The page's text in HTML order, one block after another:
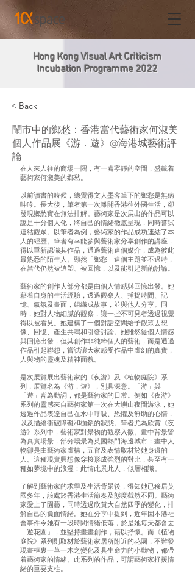
Hong Kong Visual Art Criticism
Incubation Programme 2022
< Back
鬧市中的鄉愁：香港當代藝術家何淑美
個人作品展《游．遊》@海港城藝術評
論
在人來人往的商場一隅，有一處寧靜的空間，盛載着
藝術家何淑美的鄉愁。
以前讀書的時候，總覺得文人墨客筆下的鄉愁是無病
呻吟。長大後，筆者第一次離開香港往外國生活，卻
發現鄉愁實在無法排解。藝術家是次展出的作品可以
說是十分個人化，將自己的情緒徹底呈現，同時嘗試
連結觀眾。以筆者為例，藝術家的作品成功連結了本
人的經歷。筆者有幸能參與藝術家分享創作的講座，
得以重新認識其作品，通過藝術這個媒介，成為彼此
最熟悉的陌生人。顯然「鄉愁」這個主題並不過時，
在當代仍然被追塑、被回憶，以及能引起新的討論。
藝術家的創作大部分都是由個人情感與回憶出發。她
藉着自身的生活經驗，透過觀察人、捕捉時間、記
憶、氣氛及畫面，組織成故事，並與他人分享。同
時，她對人物細膩的觀察，讓一些不可見者透過視覺
得以被看見。她建構了一個對話空間給予觀眾去想
像、回憶、產生共鳴和引發討論。她雖然從個人情感
與回憶出發，但其創作非純粹個人的藝術，而是通過
作品引起聯想，嘗試讓大家感受作品中虛幻的真實，
人與物的靈魂及精神面貌。
是次展覽展出藝術家的《夜游》及《植物庭院》系
列，展覽名為《游．遊》，別具深意。「游」與
「遊」皆為動詞，都是藝術家的日常。例如《夜游》
系列的靈感來自藝術家第一次在大嶼山夜間游泳，她
透過作品表達自己在水中呼吸、恐懼及無助的心情，
以及描繪衝破障礙和枷鎖的狀態。筆者尤為欣賞《夜
游》系列中，藝術家對景物的觀察入微。畫中背景皆
為真實場景，部分場景為英國熱門海邊城市；畫中人
物卻是由藝術家虛構，五官及表情取材於她身邊的
人。這種現實興想像穿梭形成強烈的對比，甚至有一
種如夢境中的浪漫：此情此景此人，似層相識。
了解到藝術家的求學及生活背景後，得知她已移居英
國多年，該處於香港生活節奏及態度截然不同。藝術
家愛上了園藝，同時透過欣賞大自然四季的變化，排
解自己的負面情緒。她在分享中提到，近年因本港社
會事件令她有一段時間情緒低落，於是她每天都會去
「遊花園」，並堅持畫畫創作，藉以抒懷。而《植物
庭院》系列則取材於藝術家居所附近的花園，不難發
現畫框裏一草一木之變化及具生命力的小動物，都帶
着藝術家的情緒。此系列的作品，可謂藝術家抒援情
緒的重要支柱。